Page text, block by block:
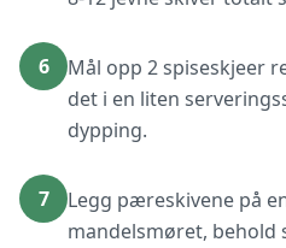
6
Mål opp 2 spiseskjeer
det i en liten
dypping.
7
Legg pæreskivene på
mandelsmøret, behold